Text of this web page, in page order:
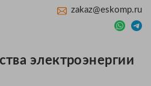
zakaz@eskomp.ru
электроэнергии